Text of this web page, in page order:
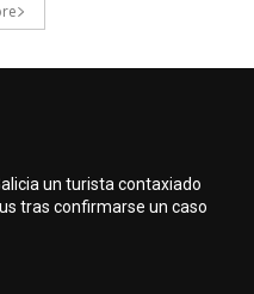
un turista contaxiado
tras confirmarse un caso